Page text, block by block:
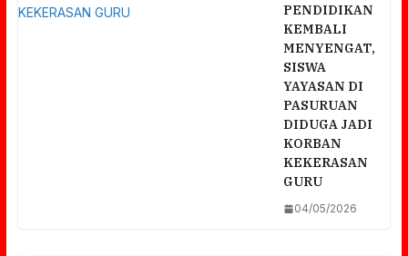
PENDIDIKAN
KEMBALI
MENYENGAT,
SISWA
YAYASAN DI
PASURUAN
DIDUGA JADI
KORBAN
KEKERASAN
GURU
04/05/2026
Ketua Bhayangkari Jatim Tinjau UMKM Dan